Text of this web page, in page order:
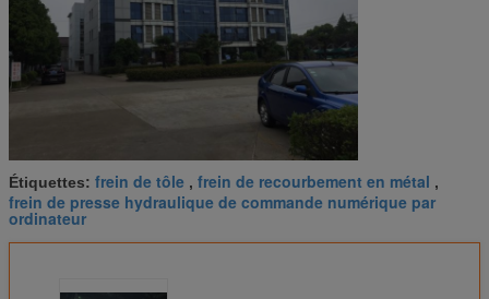
Étiquettes: frein de tôle , frein de recourbement en métal ,
frein de presse hydraulique de commande numérique par
ordinateur